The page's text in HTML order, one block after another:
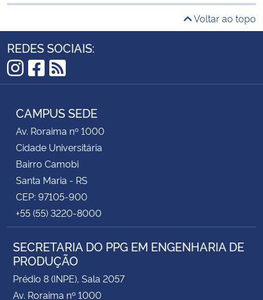
Voltar ao topo
REDES SOCIAIS:
Instagram
Facebook
RSS
CAMPUS SEDE
Av. Roraima nº 1000
Cidade Universitária
Bairro Camobi
Santa Maria - RS
CEP: 97105-900
+55 (55) 3220-8000
SECRETARIA DO PPG EM ENGENHARIA DE
PRODUÇÃO
Prédio 8 (INPE), Sala 2057
Av. Roraima nº 1000